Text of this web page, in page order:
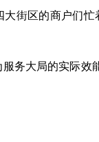
大街区的商户们
务大局的实际效